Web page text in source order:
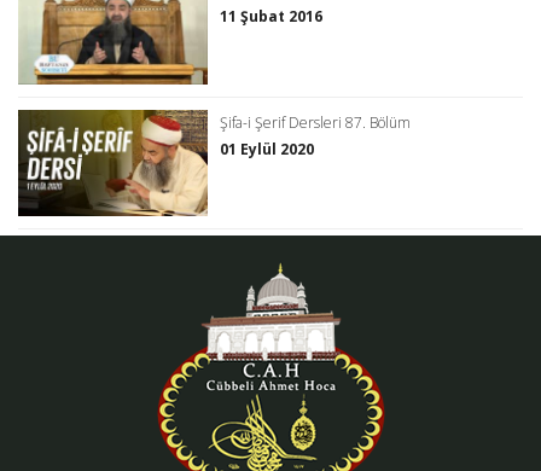
11 Şubat 2016
Şifa-i Şerif Dersleri 87. Bölüm
01 Eylül 2020